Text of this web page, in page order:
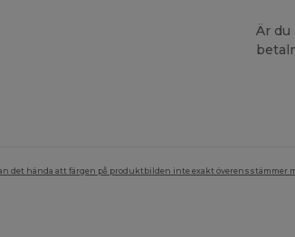
Är du
det hända att färgen på produktbilden inte exakt överensstämmer